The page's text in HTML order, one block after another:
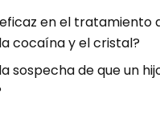
en el tratamiento
cocaína y el cristal?
sospecha de que un